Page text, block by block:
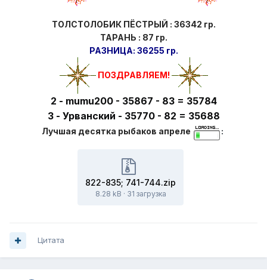
ТОЛСТОЛОБИК ПЁСТРЫЙ : 36342 гр.
ТАРАНЬ : 87 гр.
РАЗНИЦА: 36255 гр.
ПОЗДРАВЛЯЕМ!
2 - mumu200 - 35867 - 83 = 35784
3 - Урванский - 35770 - 82 = 35688
Лучшая десятка рыбаков апреле :
822-835; 741-744.zip
8.28 kB · 31 загрузка
Цитата